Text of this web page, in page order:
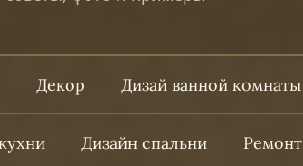
Декор Дизай ванной комнаты
Дизайн спальни Ремонт